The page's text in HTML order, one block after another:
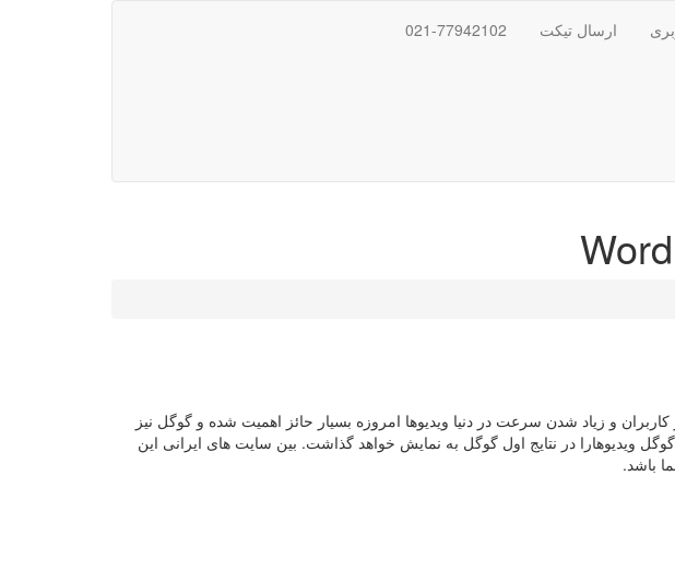
ارسال تیکت 021-77942102
و زیاد شدن سرعت در دنیا ویدیوها امروزه بسیار حائز اهمیت شده و گوگل نیز
ویدیوهارا در نتایج اول گوگل به نمایش خواهد گذاشت. بین سایت های ایرانی این
باشد.